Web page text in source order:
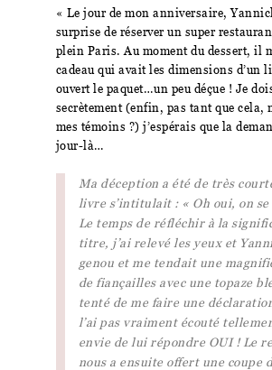
« Le jour de mon anniversaire,
surprise de réserver un super
plein Paris. Au moment du dessert, il
cadeau qui avait les dimensions d’un
ouvert le paquet…un peu déçue ! Je
secrètement (enfin, pas tant que cela,
mes témoins ?) j’espérais que la
jour-là…
Ma déception a été de très
livre s’intitulait : « Oh oui, on
Le temps de réfléchir à la
titre, j’ai relevé les yeux et
genou et me tendait une
de fiançailles avec une topaze
tenté de me faire une
l’ai pas vraiment écouté
envie de lui répondre OUI ! Le
nous a ensuite offert une coupe